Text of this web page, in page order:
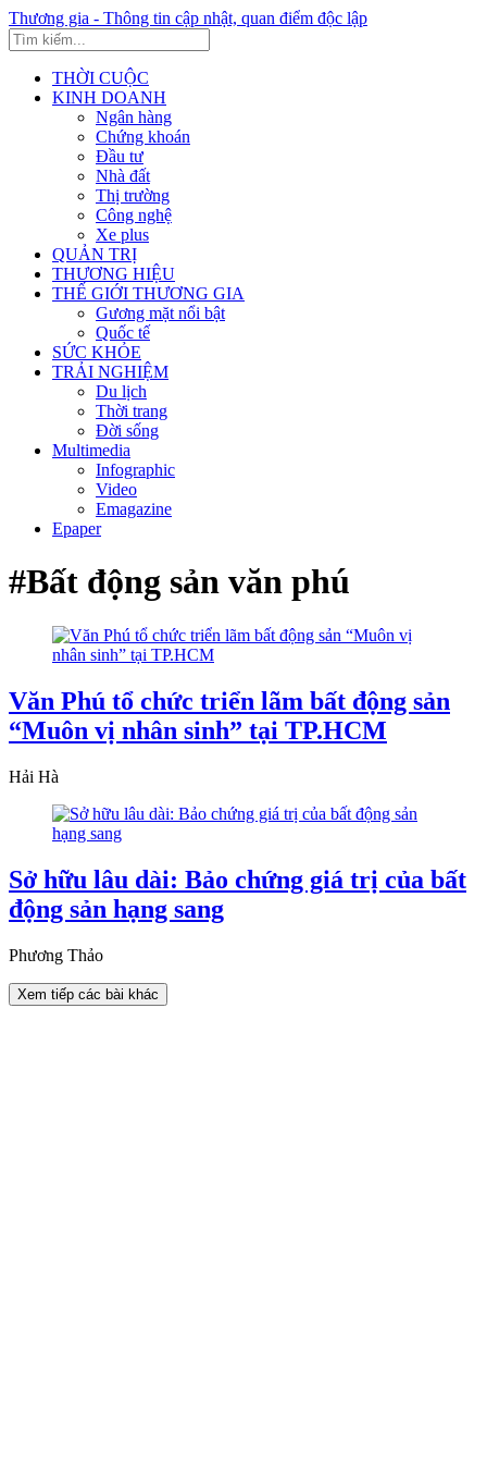
Thương gia - Thông tin cập nhật, quan điểm độc lập
THỜI CUỘC
KINH DOANH
Ngân hàng
Chứng khoán
Đầu tư
Nhà đất
Thị trường
Công nghệ
Xe plus
QUẢN TRỊ
THƯƠNG HIỆU
THẾ GIỚI THƯƠNG GIA
Gương mặt nổi bật
Quốc tế
SỨC KHỎE
TRẢI NGHIỆM
Du lịch
Thời trang
Đời sống
Multimedia
Infographic
Video
Emagazine
Epaper
#Bất động sản văn phú
Văn Phú tổ chức triển lãm bất động sản
“Muôn vị nhân sinh” tại TP.HCM
Hải Hà
Sở hữu lâu dài: Bảo chứng giá trị của bất
động sản hạng sang
Phương Thảo
Xem tiếp các bài khác